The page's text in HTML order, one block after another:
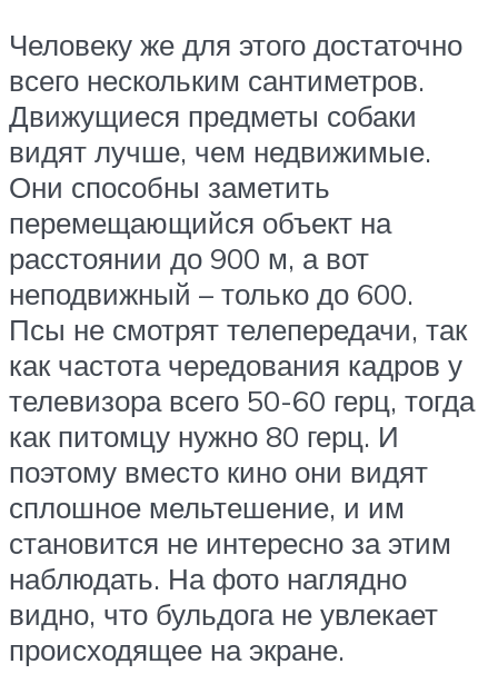
Человеку же для этого достаточно
всего нескольким сантиметров.
Движущиеся предметы собаки
видят лучше, чем недвижимые.
Они способны заметить
перемещающийся объект на
расстоянии до 900 м, а вот
неподвижный – только до 600.
Псы не смотрят телепередачи, так
как частота чередования кадров у
телевизора всего 50-60 герц, тогда
как питомцу нужно 80 герц. И
поэтому вместо кино они видят
сплошное мельтешение, и им
становится не интересно за этим
наблюдать. На фото наглядно
видно, что бульдога не увлекает
происходящее на экране.